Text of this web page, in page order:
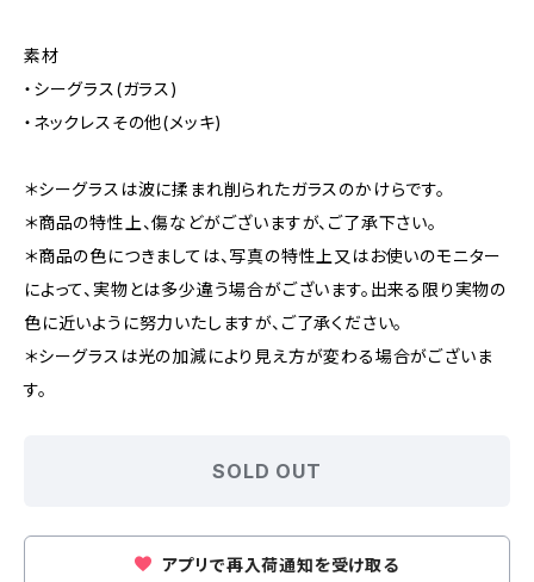
素材
・シーグラス(ガラス)
・ネックレスその他(メッキ)
＊シーグラスは波に揉まれ削られたガラスのかけらです。
＊商品の特性上、傷などがございますが、ご了承下さい。
＊商品の色につきましては、写真の特性上又はお使いのモニター
によって、実物とは多少違う場合がございます。出来る限り実物の
色に近いように努力いたしますが、ご了承ください。
＊シーグラスは光の加減により見え方が変わる場合がございま
す。
SOLD OUT
アプリで再入荷通知を受け取る